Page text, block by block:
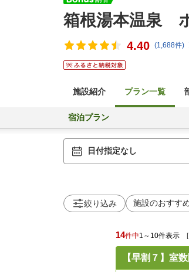
箱根湯本温泉
4.40 (1,688件)
施設紹介 プラン一覧
宿泊プラン
日付指定なし
絞り込み
14件中1～10件表示 [
【早割７】室